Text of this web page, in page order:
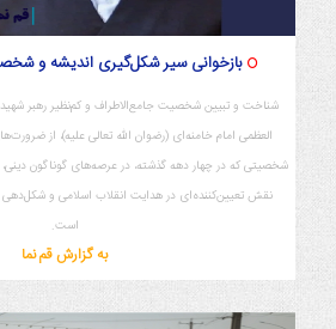
بازخوانی سیر شکل‌گیری اندیشه و
شناخت و تبیین شخصیت جامع‌الاطراف و کم‌نظیر رهبر
العظمی امام خامنه‌ای (رضوان الله تعالی علیه)، از
شخصیتی که در چهار دهه گذشته، در عرصه‌های گوناگون
نقش تعیین‌کننده‌ای در هدایت انقلاب اسلامی و شکل‌دهی
است.
به گزارش قم نما